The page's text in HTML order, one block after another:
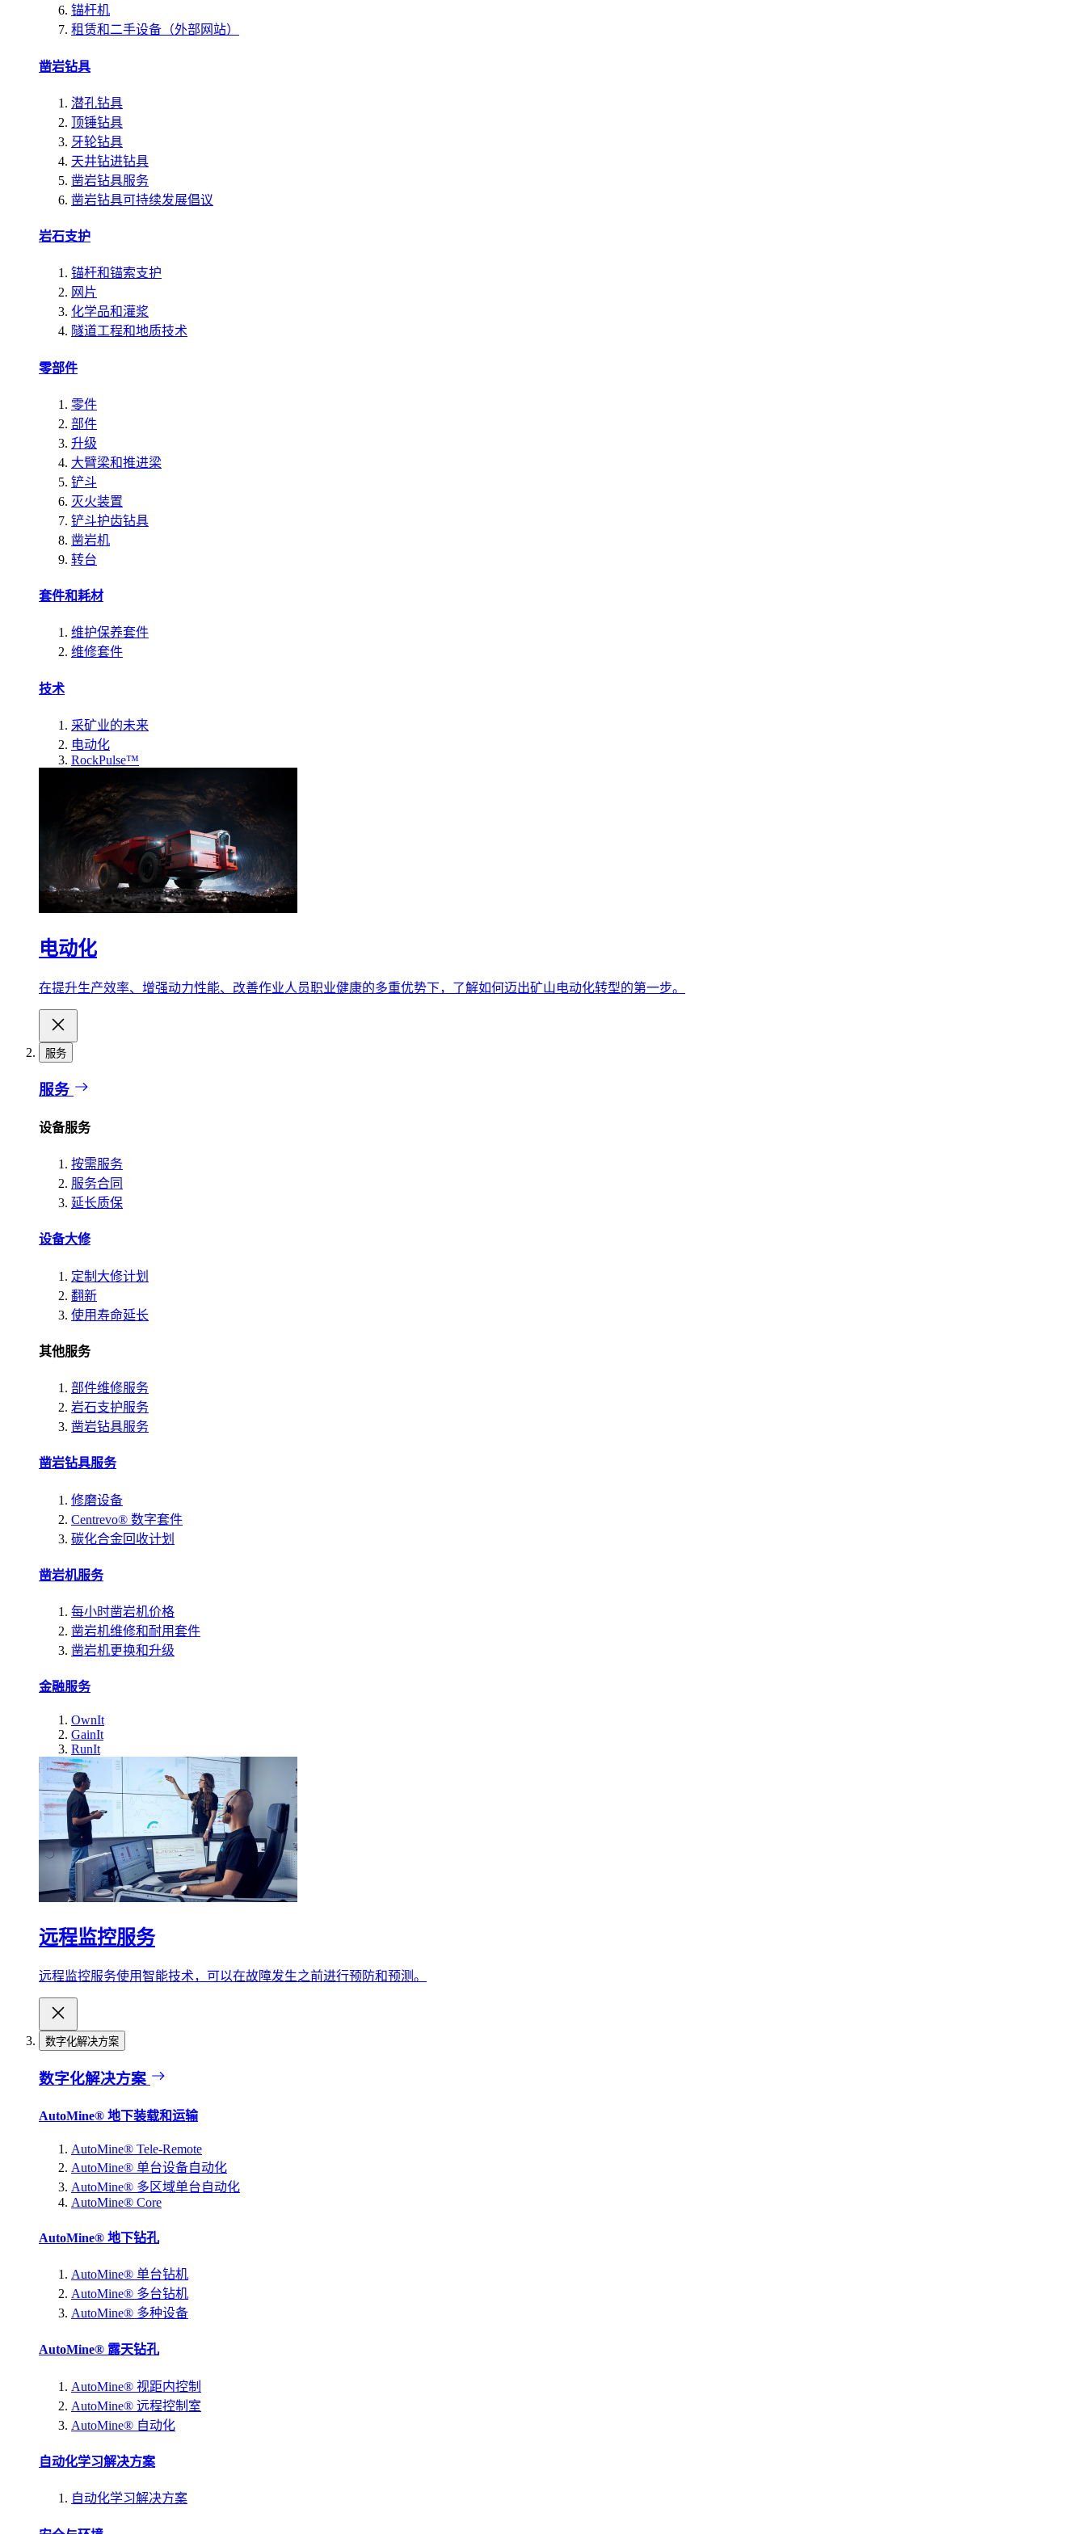
锚杆机
租赁和二手设备（外部网站）
凿岩钻具
潜孔钻具
顶锤钻具
牙轮钻具
天井钻进钻具
凿岩钻具服务
凿岩钻具可持续发展倡议
岩石支护
锚杆和锚索支护
网片
化学品和灌浆
隧道工程和地质技术
零部件
零件
部件
升级
大臂梁和推进梁
铲斗
灭火装置
铲斗护齿钻具
凿岩机
转台
套件和耗材
维护保养套件
维修套件
技术
采矿业的未来
电动化
RockPulse™
电动化
在提升生产效率、增强动力性能、改善作业人员职业健康的多重优势下，了解如何迈出矿山电动化转型的第一步。
服务
服务
设备服务
按需服务
服务合同
延长质保
设备大修
定制大修计划
翻新
使用寿命延长
其他服务
部件维修服务
岩石支护服务
凿岩钻具服务
凿岩钻具服务
修磨设备
Centrevo® 数字套件
碳化合金回收计划
凿岩机服务
每小时凿岩机价格
凿岩机维修和耐用套件
凿岩机更换和升级
金融服务
OwnIt
GainIt
RunIt
远程监控服务
远程监控服务使用智能技术，可以在故障发生之前进行预防和预测。
数字化解决方案
数字化解决方案
AutoMine® 地下装载和运输
AutoMine® Tele-Remote
AutoMine® 单台设备自动化
AutoMine® 多区域单台自动化
AutoMine® Core
AutoMine® 地下钻孔
AutoMine® 单台钻机
AutoMine® 多台钻机
AutoMine® 多种设备
AutoMine® 露天钻孔
AutoMine® 视距内控制
AutoMine® 远程控制室
AutoMine® 自动化
自动化学习解决方案
自动化学习解决方案